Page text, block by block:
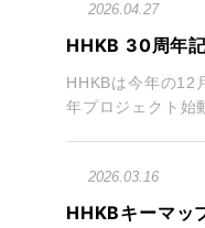
2026.04.27
HHKB 30周年
HHKBは今年の12
年プロジェクト始
2026.03.16
HHKBキーマッ